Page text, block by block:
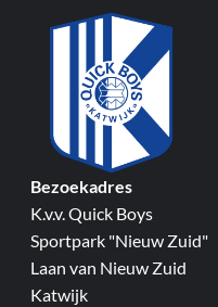
Bezoekadres
K.v.v. Quick Boys
Sportpark "Nieuw Zuid"
Laan van Nieuw Zuid
Katwijk